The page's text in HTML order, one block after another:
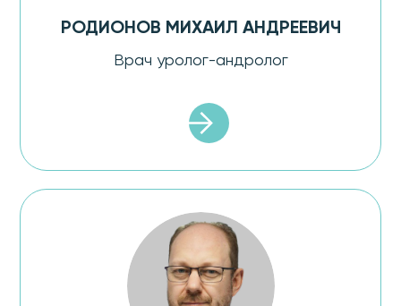
РОДИОНОВ МИХАИЛ АНДРЕЕВИЧ
Врач уролог-андролог